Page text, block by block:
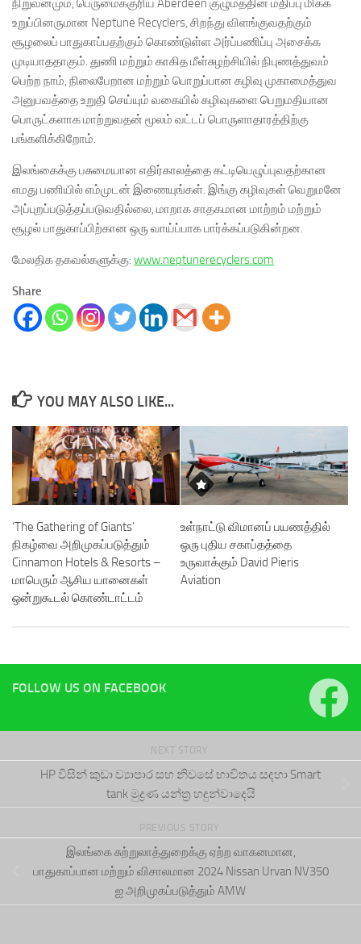
நிறுவனமும், பெருமைக்குரிய Aberdeen குழுமத்தின் மதிப்பு மிக்க
உறுப்பினருமான Neptune Recyclers, சிறந்து விளங்குவதற்கும்
சூழலைப் பாதுகாப்பதற்கும் கொண்டுள்ள அர்ப்பணிப்பு அசைக்க
முடியாததாகும். துணி மற்றும் காகித மீள்சுழற்சியில் நிபுணத்துவம்
பெற்ற நாம், நிலைபேறான மற்றும் பொறுப்பான கழிவு முகாமைத்துவ
அனுபவத்தை உறுதி செய்யும் வகையில் கழிவுகளை பெறுமதியான
பொருட்களாக மாற்றுவதன் மூலம் வட்டப் பொருளாதாரத்திற்கு
பங்களிக்கிறோம்.
இலங்கைக்கு பசுமையான எதிர்காலத்தை கட்டியெழுப்புவதற்கான
எமது பணியில் எம்முடன் இணையுங்கள். இங்கு கழிவுகள் வெறுமனே
அப்புறப்படுத்தப்படுவதில்லை, மாறாக சாதகமான மாற்றம் மற்றும்
சூழல் பாதுகாப்பிற்கான ஒரு வாய்ப்பாக பார்க்கப்படுகின்றன.
மேலதிக தகவல்களுக்கு: www.neptunerecyclers.com
Share
YOU MAY ALSO LIKE...
‘The Gathering of Giants’
நிகழ்வை அறிமுகப்படுத்தும்
Cinnamon Hotels & Resorts –
மாபெரும் ஆசிய யானைகள்
ஒன்றுகூடல் கொண்டாட்டம்
உள்நாட்டு விமானப் பயணத்தில்
ஒரு புதிய சகாப்தத்தை
உருவாக்கும் David Pieris
Aviation
FOLLOW US ON FACEBOOK
NEXT STORY
HP විසින් කුඩා ව්‍යාපාර සහ නිවසේ භාවිතය සඳහා Smart
tank මුද්‍රණ යන්ත්‍ර හඳුන්වාදෙයි
PREVIOUS STORY
இலங்கை சுற்றுலாத்துறைக்கு ஏற்ற வாகனமான,
பாதுகாப்பான மற்றும் விசாலமான 2024 Nissan Urvan NV350
ஐ அறிமுகப்படுத்தும் AMW